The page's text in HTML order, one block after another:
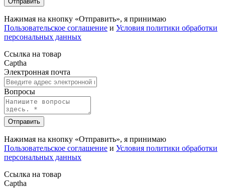
Нажимая на кнопку «Отправить», я принимаю
Пользовательское соглашение и Условия политики обработки
персональных данных
Ссылка на товар
Captha
Электронная почта
Вопросы
Отправить
Нажимая на кнопку «Отправить», я принимаю
Пользовательское соглашение и Условия политики обработки
персональных данных
Ссылка на товар
Captha